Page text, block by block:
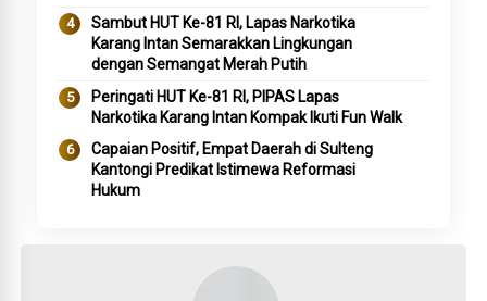
Sambut HUT Ke-81 RI, Lapas Narkotika
Karang Intan Semarakkan Lingkungan
dengan Semangat Merah Putih
Peringati HUT Ke-81 RI, PIPAS Lapas
Narkotika Karang Intan Kompak Ikuti Fun Walk
Capaian Positif, Empat Daerah di Sulteng
Kantongi Predikat Istimewa Reformasi
Hukum